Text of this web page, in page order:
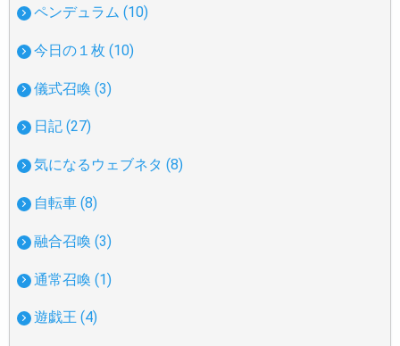
ペンデュラム (10)
今日の１枚 (10)
儀式召喚 (3)
日記 (27)
気になるウェブネタ (8)
自転車 (8)
融合召喚 (3)
通常召喚 (1)
遊戯王 (4)